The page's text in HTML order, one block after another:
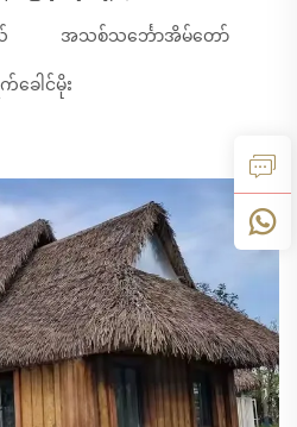
အသစ်သင်္ဘောအိမ်တော်
ခေါင်မိုး